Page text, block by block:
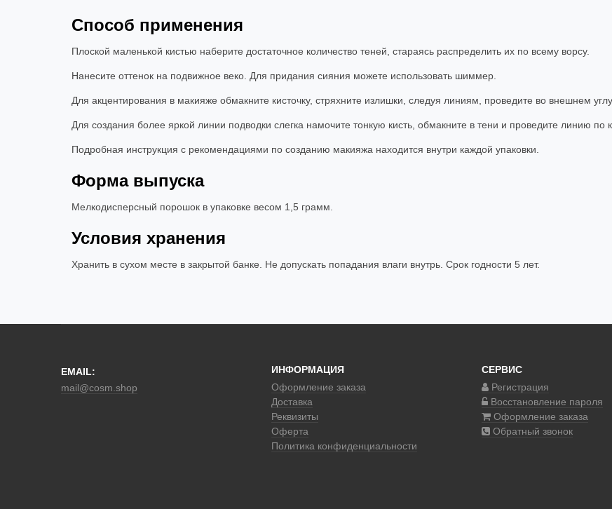
Способ применения
Плоской маленькой кистью наберите достаточное количество теней, стараясь распределить их по всему ворсу.
Нанесите оттенок на подвижное веко. Для придания сияния можете использовать шиммер.
Для акцентирования в макияже обмакните кисточку, стряхните излишки, следуя линиям, проведите во внешнем
Для создания более яркой линии подводки слегка намочите тонкую кисть, обмакните в тени и проведите линию по
Подробная инструкция с рекомендациями по созданию макияжа находится внутри каждой упаковки.
Форма выпуска
Мелкодисперсный порошок в упаковке весом 1,5 грамм.
Условия хранения
Хранить в сухом месте в закрытой банке. Не допускать попадания влаги внутрь. Срок годности 5 лет.
EMAIL:
mail@cosm.shop
ИНФОРМАЦИЯ
Оформление заказа
Доставка
Реквизиты
Оферта
Политика конфиденциальности
СЕРВИС
Регистрация
Восстановление пароля
Оформление заказа
Обратный звонок